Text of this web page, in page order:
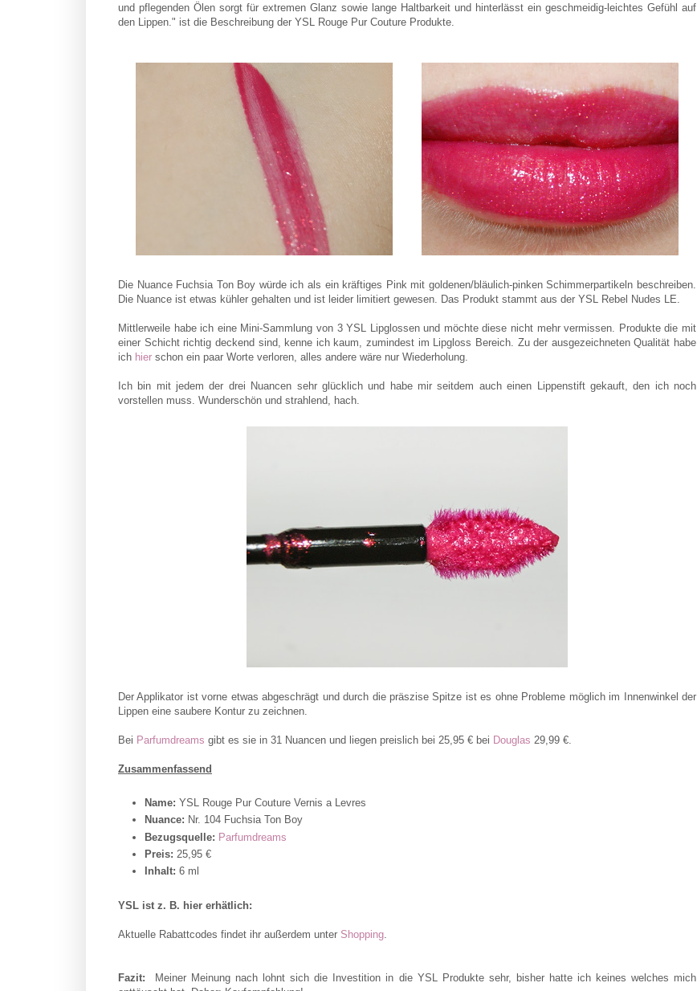
und pflegenden Ölen sorgt für extremen Glanz sowie lange Haltbarkeit und hinterlässt ein geschmeidig-leichtes Gefühl auf
den Lippen." ist die Beschreibung der YSL Rouge Pur Couture Produkte.
Die Nuance Fuchsia Ton Boy würde ich als ein kräftiges Pink mit goldenen/bläulich-pinken Schimmerpartikeln beschreiben.
Die Nuance ist etwas kühler gehalten und ist leider limitiert gewesen. Das Produkt stammt aus der YSL Rebel Nudes LE.
Mittlerweile habe ich eine Mini-Sammlung von 3 YSL Lipglossen und möchte diese nicht mehr vermissen. Produkte die mit
einer Schicht richtig deckend sind, kenne ich kaum, zumindest im Lipgloss Bereich. Zu der ausgezeichneten Qualität habe
ich hier schon ein paar Worte verloren, alles andere wäre nur Wiederholung.
Ich bin mit jedem der drei Nuancen sehr glücklich und habe mir seitdem auch einen Lippenstift gekauft, den ich noch
vorstellen muss. Wunderschön und strahlend, hach.
Der Applikator ist vorne etwas abgeschrägt und durch die präszise Spitze ist es ohne Probleme möglich im Innenwinkel der
Lippen eine saubere Kontur zu zeichnen.
Bei Parfumdreams gibt es sie in 31 Nuancen und liegen preislich bei 25,95 € bei Douglas 29,99 €.
Zusammenfassend
Name: YSL Rouge Pur Couture Vernis a Levres
Nuance: Nr. 104 Fuchsia Ton Boy
Bezugsquelle: Parfumdreams
Preis: 25,95 €
Inhalt: 6 ml
YSL ist z. B. hier erhätlich:
Aktuelle Rabattcodes findet ihr außerdem unter Shopping
Fazit: Meiner Meinung nach lohnt sich die Investition in die YSL Produkte sehr, bisher hatte ich keines welches mich